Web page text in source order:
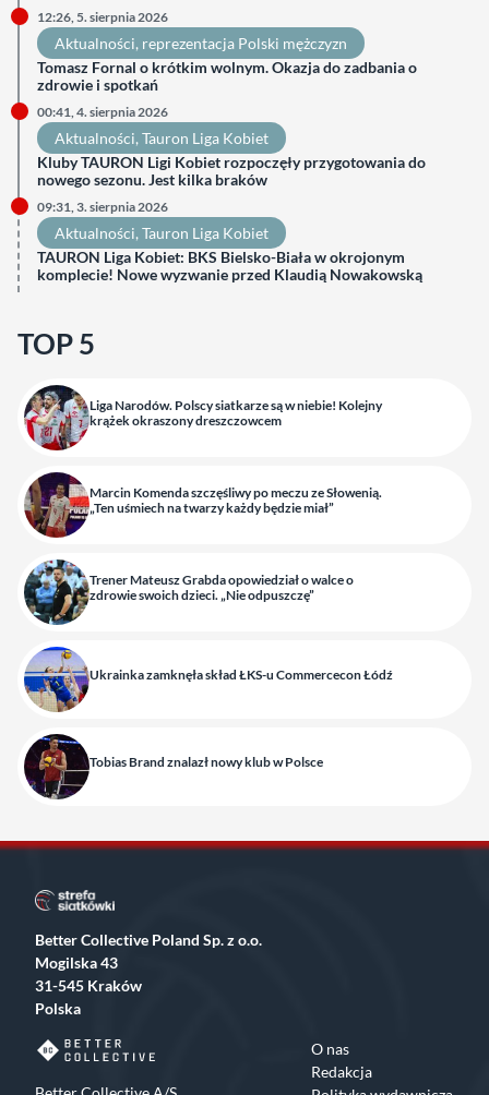
12:26, 5. sierpnia 2026
Aktualności, reprezentacja Polski mężczyzn
Tomasz Fornal o krótkim wolnym. Okazja do zadbania o
zdrowie i spotkań
00:41, 4. sierpnia 2026
Aktualności, Tauron Liga Kobiet
Kluby TAURON Ligi Kobiet rozpoczęły przygotowania do
nowego sezonu. Jest kilka braków
09:31, 3. sierpnia 2026
Aktualności, Tauron Liga Kobiet
TAURON Liga Kobiet: BKS Bielsko-Biała w okrojonym
komplecie! Nowe wyzwanie przed Klaudią Nowakowską
TOP 5
Liga Narodów. Polscy siatkarze są w niebie! Kolejny
krążek okraszony dreszczowcem
Marcin Komenda szczęśliwy po meczu ze Słowenią.
„Ten uśmiech na twarzy każdy będzie miał”
Trener Mateusz Grabda opowiedział o walce o
zdrowie swoich dzieci. „Nie odpuszczę”
Ukrainka zamknęła skład ŁKS-u Commercecon Łódź
Tobias Brand znalazł nowy klub w Polsce
Better Collective Poland Sp. z o.o.
Mogilska 43
31-545 Kraków
Polska
O nas
Redakcja